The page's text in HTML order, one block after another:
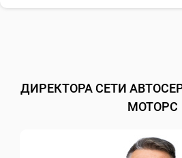
ДИРЕКТОРА СЕТИ
МОТОРС